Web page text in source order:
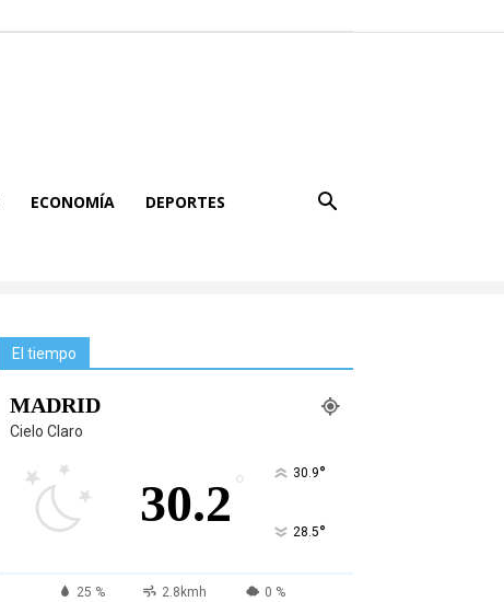
ECONOMÍA DEPORTES
El tiempo
MADRID
Cielo Claro
30.2 ° 30.9°
28.5°
25 % 2.8kmh 0 %